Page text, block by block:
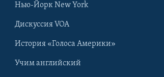
Нью-Йорк New York
Дискуссия VOA
История «Голоса Америки»
Учим английский